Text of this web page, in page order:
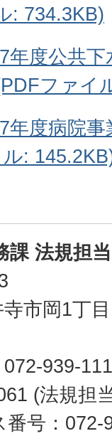
: 734.3KB)
度公共下
ファイ
度病院事
:
課 法規担当
市岡1丁
939-
(法規担
番号：072-